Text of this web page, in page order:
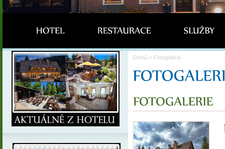
Domů » Fotogalerie